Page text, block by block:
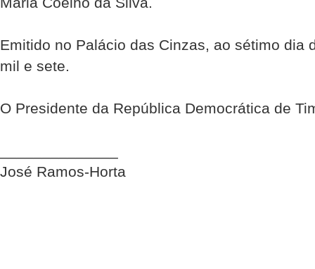
Emitido no Palácio das Cinzas, ao sétimo dia
mil e sete.
O Presidente da República Democrática de
José Ramos-Horta